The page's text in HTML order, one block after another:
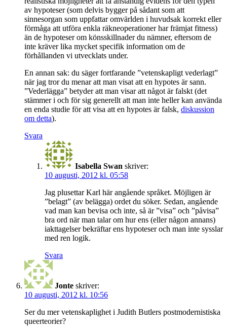
av hypoteser (som delvis bygger på sådant som att
sinnesorgan som uppfattar omvärlden i huvudsak korrekt eller
förmåga att utföra enkla räkneoperationer har främjat fitness)
än de hypoteser om könsskillnader du nämner, eftersom de
inte kräver lika mycket specifik information om de
förhållanden vi utvecklats under.
En annan sak: du säger fortfarande ”vetenskapligt vederlagt”
när jag tror du menar att man visat att en hypotes är sann.
”Vederlägga” betyder att man visar att något är falskt (det
stämmer i och för sig generellt att man inte heller kan använda
en enda studie för att visa att en hypotes är falsk, diskussion
om detta).
Svara
Isabella Swan skriver:
10 augusti, 2012 kl. 05:58
Jag plusettar Karl här angående språket. Möjligen är
”belagt” (av belägga) ordet du söker. Sedan, angående
vad man kan bevisa och inte, så är ”visa” och ”påvisa”
bra ord när man talar om hur ens (eller någon annans)
iakttagelser bekräftar ens hypoteser och man inte sysslar
med ren logik.
Svara
Jonte skriver:
10 augusti, 2012 kl. 10:56
Ser du mer vetenskaplighet i Judith Butlers postmodernistiska
queerteorier?